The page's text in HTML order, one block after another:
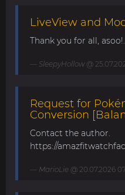
LiveView and
Thank you for all,
SleepyHollow@
Request for
Conversion
Contact the author.
https://
MarioLie @ 20.07.2026